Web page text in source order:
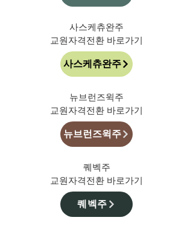
사스케츄완주​
​교원자격전환 바로가기
사스케츄완주
뉴브런즈윅주
​교원자격전환 바로가기
뉴브런즈윅주
퀘벡주
​교원자격전환 바로가기
퀘벡주